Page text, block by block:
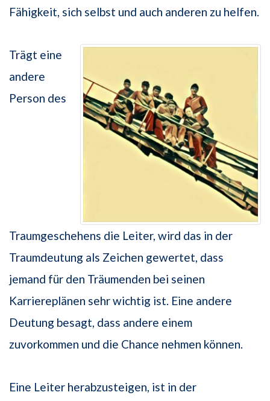
Fähigkeit, sich selbst und auch anderen zu helfen.
Trägt eine
andere
Person des
Traumgeschehens die Leiter, wird das in der
Traumdeutung als Zeichen gewertet, dass
jemand für den Träumenden bei seinen
Karriereplänen sehr wichtig ist. Eine andere
Deutung besagt, dass andere einem
zuvorkommen und die Chance nehmen können.
Eine Leiter herabzusteigen, ist in der